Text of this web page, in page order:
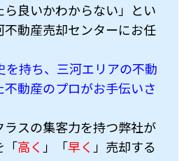
ら良いかわからない」とい
不動産売却センターにお任
を持ち、三河エリアの不動
動産のプロがお手伝いさ
ラスの集客力を持つ弊社が
「高く 」「早く 」売却する